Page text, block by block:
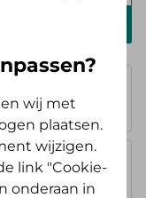
wij met
plaatsen.
wijzigen.
link "Cookie-
onderaan in